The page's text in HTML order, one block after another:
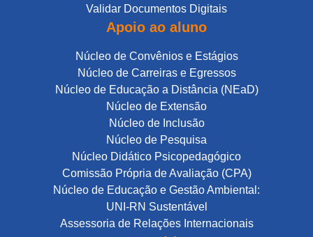
Validar Documentos Digitais
Apoio ao aluno
Núcleo de Convênios e Estágios
Núcleo de Carreiras e Egressos
Núcleo de Educação a Distância (NEaD)
Núcleo de Extensão
Núcleo de Inclusão
Núcleo de Pesquisa
Núcleo Didático Psicopedagógico
Comissão Própria de Avaliação (CPA)
Núcleo de Educação e Gestão Ambiental:
UNI-RN Sustentável
Assessoria de Relações Internacionais